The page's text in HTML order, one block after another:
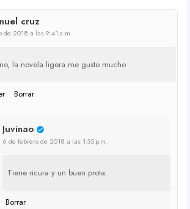
cruz
de 2018 a las 9:41 a.m.
la novela ligera me gusto mucho
Borrar
Juvinao
6 de febrero de 2018 a las 1:35 p.m.
Tiene ricura y un buen prota.
Borrar